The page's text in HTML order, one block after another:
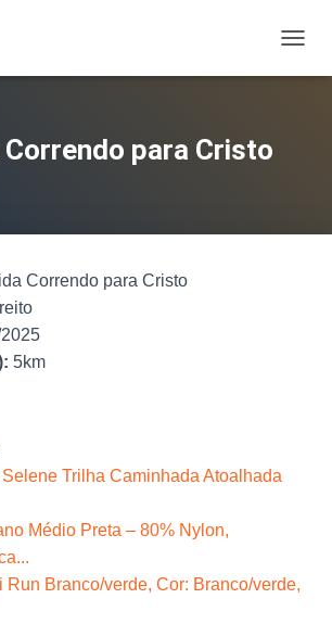
L
para Cristo
Correndo para Cristo
5km
Trilha Caminhada Atoalhada
Médio Preta – 80% Nylon,
Run Branco/verde, Cor: Branco/verde,